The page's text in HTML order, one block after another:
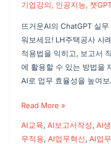
기업강의 , 인공지능, 챗
뜨거운AI의 ChatGPT 실
워보세요! LH주택공사 사
적용법을 익히고, 보고서
에 활용할 수 있는 방법을
AI로 업무 효율성을 높여
Read More »
AI교육, AI보고서작성, AI
무적용, AI업무혁신, AI업